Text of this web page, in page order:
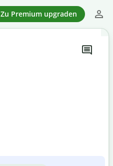
Zu Premium upgraden